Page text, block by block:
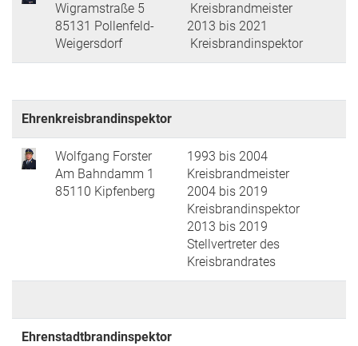
Wigramstraße 5
85131 Pollenfeld-
Weigersdorf
Kreisbrandmeister
2013 bis 2021
Kreisbrandinspektor
Ehrenkreisbrandinspektor
Wolfgang Forster
Am Bahndamm 1
85110 Kipfenberg
1993 bis 2004
Kreisbrandmeister
2004 bis 2019
Kreisbrandinspektor
2013 bis 2019
Stellvertreter des
Kreisbrandrates
Ehrenstadtbrandinspektor